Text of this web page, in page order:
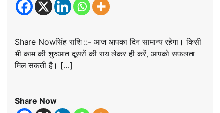
Share Nowसिंह राशि ::- आज आपका दिन सामान्य रहेगा। किसी
भी काम की शुरुआत दूसरों की राय लेकर ही करें, आपको सफलता
मिल सकती है। […]
Share Now